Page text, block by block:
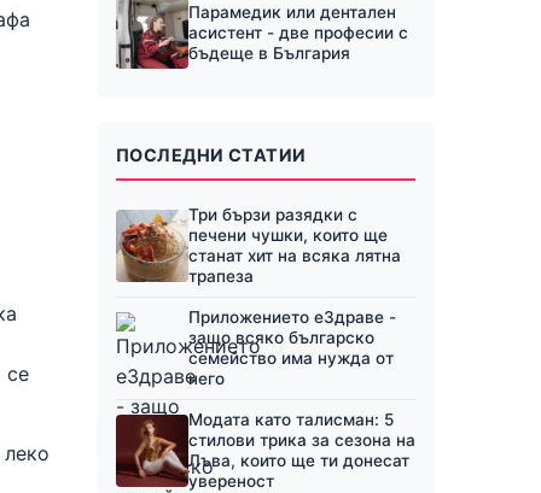
се
Парамедик или дентален
асистент - две професии с
бъдеще в България
ПОСЛЕДНИ СТАТИИ
Три бързи разядки с
печени чушки, които ще
станат хит на всяка лятна
трапеза
Приложението еЗдраве -
защо всяко българско
семейство има нужда от
него
Модата като талисман: 5
стилови трика за сезона на
Лъва, които ще ти донесат
увереност